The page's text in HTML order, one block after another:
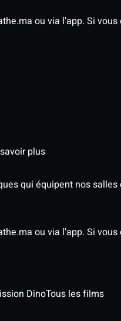
ou via l'app. Si
plus
qui équipent nos
ou via l'app. Si
DinoTous les films